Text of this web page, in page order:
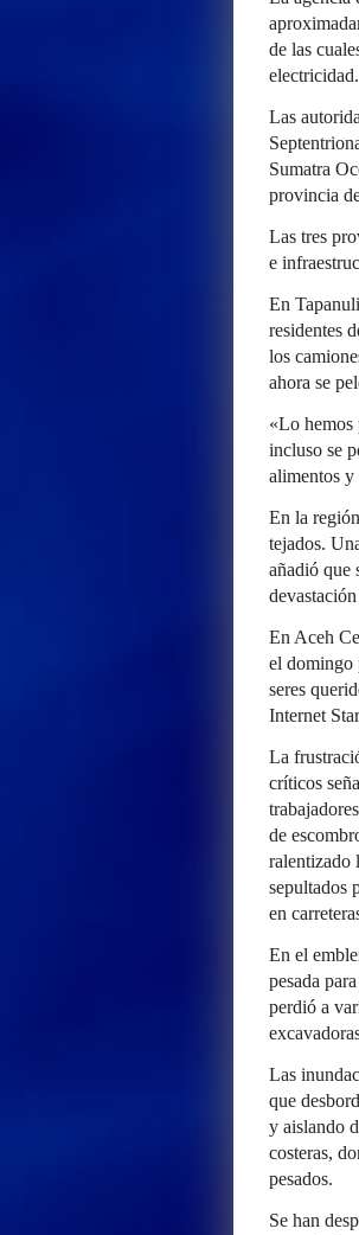
de las
electricidad.
Las
Sumatra
provincia
Las tres
e
En
residentes
los
ahora se
«Lo hemos
incluso se
alimentos y
En la
tejados.
añadió que
En Aceh
el domingo
seres
Internet
La
críticos
de
ralentizado
sepultados
en
En el
pesada
perdió a
Las
que
y aislando
costeras,
pesados.
Se han